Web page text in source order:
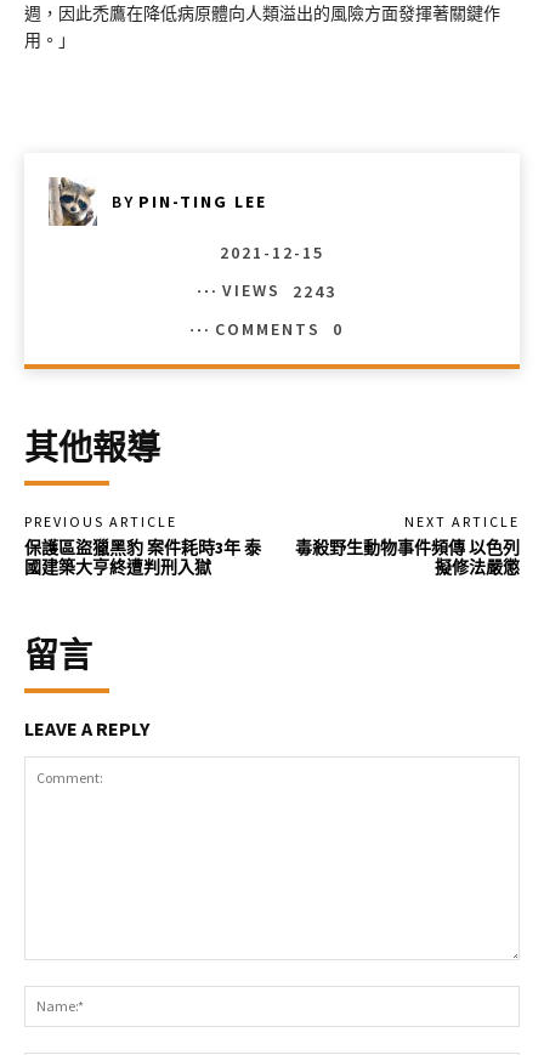
週，因此禿鷹在降低病原體向人類溢出的風險方面發揮著關鍵作
用。」
BY PIN-TING LEE
2021-12-15
VIEWS
2243
COMMENTS
0
其他報導
PREVIOUS ARTICLE
保護區盜獵黑豹 案件耗時3年 泰
國建築大亨終遭判刑入獄
NEXT ARTICLE
毒殺野生動物事件頻傳 以色列
擬修法嚴懲
留言
LEAVE A REPLY